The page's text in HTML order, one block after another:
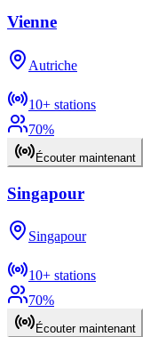
Vienne
Autriche
10+ stations
70%
Écouter maintenant
Singapour
Singapour
10+ stations
70%
Écouter maintenant